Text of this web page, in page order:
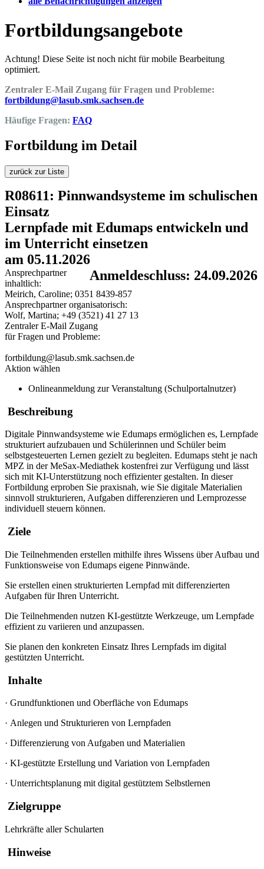
Fortbildungsangebote
Achtung! Diese Seite ist noch nicht für mobile Bearbeitung
optimiert.
Zentraler E-Mail Zugang für Fragen und Probleme:
fortbildung@lasub.smk.sachsen.de
Häufige Fragen: FAQ
Fortbildung im Detail
zurück zur Liste
R08611: Pinnwandsysteme im schulischen
Einsatz
Lernpfade mit Edumaps entwickeln und
im Unterricht einsetzen
am 05.11.2026
Anmeldeschluss: 24.09.2026
Ansprechpartner
inhaltlich:
Meirich, Caroline; 0351 8439-857
Ansprechpartner organisatorisch:
Wolf, Martina; +49 (3521) 41 27 13
Zentraler E-Mail Zugang
für Fragen und Probleme:
fortbildung@lasub.smk.sachsen.de
Aktion wählen
Onlineanmeldung zur Veranstaltung (Schulportalnutzer)
Beschreibung
Digitale Pinnwandsysteme wie Edumaps ermöglichen es, Lernpfade
strukturiert aufzubauen und Schülerinnen und Schüler beim
selbstgesteuerten Lernen gezielt zu begleiten. Edumaps steht je nach
MPZ in der MeSax-Mediathek kostenfrei zur Verfügung und lässt
sich mit KI-Unterstützung noch effizienter gestalten. In dieser
Fortbildung erproben Sie praxisnah, wie Sie digitale Materialien
sinnvoll strukturieren, Aufgaben differenzieren und Lernprozesse
individuell steuern können.
Ziele
Die Teilnehmenden erstellen mithilfe ihres Wissens über Aufbau und
Funktionsweise von Edumaps eigene Pinnwände.
Sie erstellen einen strukturierten Lernpfad mit differenzierten
Aufgaben für Ihren Unterricht.
Die Teilnehmenden nutzen KI-gestützte Werkzeuge, um Lernpfade
effizient zu variieren und anzupassen.
Sie planen den konkreten Einsatz Ihres Lernpfads im digital
gestützten Unterricht.
Inhalte
· Grundfunktionen und Oberfläche von Edumaps
· Anlegen und Strukturieren von Lernpfaden
· Differenzierung von Aufgaben und Materialien
· KI-gestützte Erstellung und Variation von Lernpfaden
· Unterrichtsplanung mit digital gestütztem Selbstlernen
Zielgruppe
Lehrkräfte aller Schularten
Hinweise